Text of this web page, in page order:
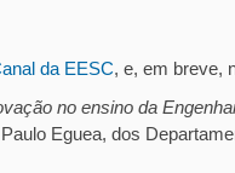
da EESC, e, em breve,
no ensino da
Eguea, dos